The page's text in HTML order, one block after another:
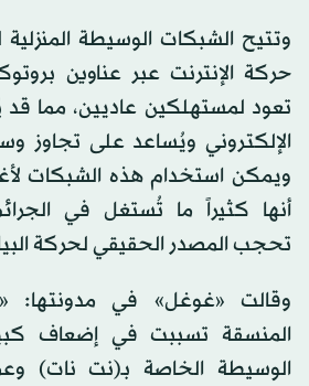
وتتيح الشبكات الوسيطة
حركة الإنترنت عبر عناوين
تعود لمستهلكين عاديين، مما
الإلكتروني ويُساعد على تجاوز
ويمكن ‌استخدام هذه الشبكات
أنها كثيراً ما ‌تُستغل في الجرائم
تحجب المصدر ‌الحقيقي لحركة
وقالت «غوغل» في مدونتها:
المنسقة تسببت في إضعاف
الوسيطة الخاصة بـ(نت نات)